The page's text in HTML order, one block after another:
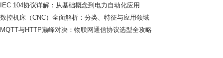
IEC 104协议详解：从基础概念到电力自动化应用
数控机床（CNC）全面解析：分类、特征与应用领域
MQTT与HTTP巅峰对决：物联网通信协议选型全攻略